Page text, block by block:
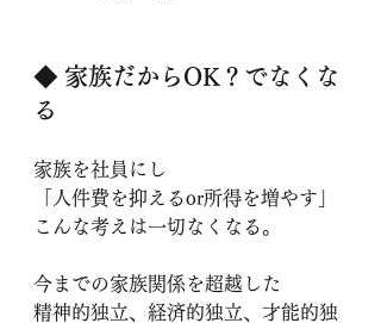
◆ 家族だからOK？でなくな
る
家族を社員にし
「人件費を抑えるor所得を増やす」
こんな考えは一切なくなる。
今までの家族関係を超越した
精神的独立、経済的独立、才能的独